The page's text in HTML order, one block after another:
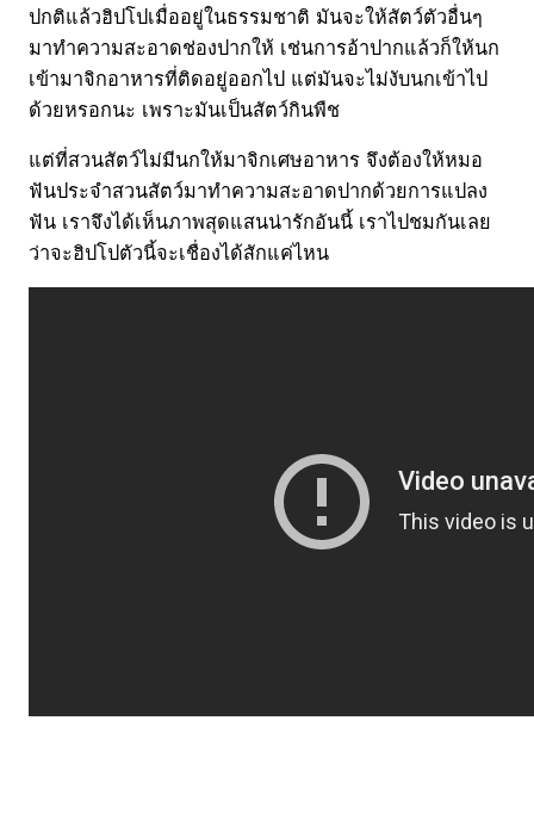
ปกติแล้วฮิปโปเมื่ออยู่ในธรรมชาติ มันจะให้สัตว์ตัวอื่นๆ
มาทำความสะอาดช่องปากให้ เช่นการอ้าปากแล้วก็ให้นก
เข้ามาจิกอาหารที่ติดอยู่ออกไป แต่มันจะไม่งับนกเข้าไป
ด้วยหรอกนะ เพราะมันเป็นสัตว์กินพืช
แต่ที่สวนสัตว์ไม่มีนกให้มาจิกเศษอาหาร จึงต้องให้หมอ
ฟันประจำสวนสัตว์มาทำความสะอาดปากด้วยการแปลง
ฟัน เราจึงได้เห็นภาพสุดแสนน่ารักอันนี้ เราไปชมกันเลย
ว่าจะฮิปโปตัวนี้จะเชื่องได้สักแค่ไหน